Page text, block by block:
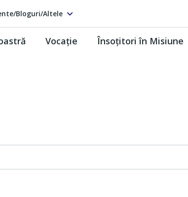
Bloguri/Altele
Vocaţie Însoţitori în Misiune